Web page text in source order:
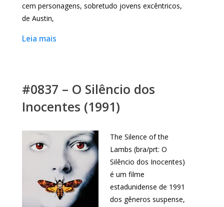
cem personagens, sobretudo jovens excêntricos,
de Austin,
Leia mais
#0837 – O Silêncio dos
Inocentes (1991)
The Silence of the
Lambs (bra/prt: O
Silêncio dos Inocentes)
é um filme
estadunidense de 1991
dos gêneros suspense,